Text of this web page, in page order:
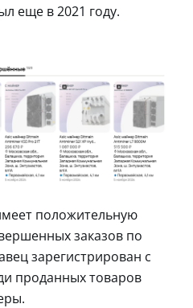
еще в 2021 году.
положительную
заказов по
зарегистрирован с
проданных товаров